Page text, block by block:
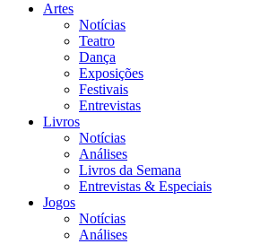
Artes
Notícias
Teatro
Dança
Exposições
Festivais
Entrevistas
Livros
Notícias
Análises
Livros da Semana
Entrevistas & Especiais
Jogos
Notícias
Análises